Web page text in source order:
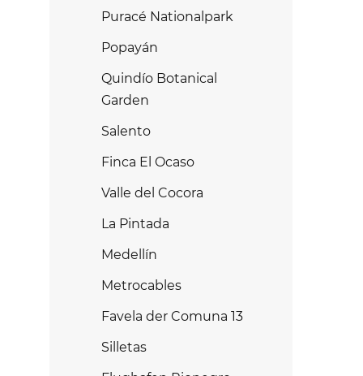
Puracé Nationalpark
Popayán
Quindío Botanical
Garden
Salento
Finca El Ocaso
Valle del Cocora
La Pintada
Medellín
Metrocables
Favela der Comuna 13
Silletas